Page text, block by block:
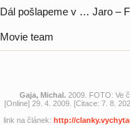
Dál pošlapeme v … Jaro –
Movie team
Gaja, Michal. 2009. FOTO: Ve
[Online] 29. 4. 2009. [Citace: 7. 8.
link na článek: http://